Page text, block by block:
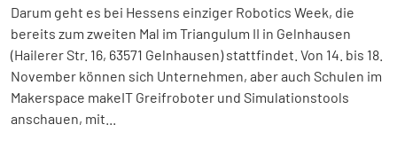
Darum geht es bei Hessens einziger Robotics Week, die
bereits zum zweiten Mal im Triangulum II in Gelnhausen
(Hailerer Str. 16, 63571 Gelnhausen) stattfindet. Von 14. bis 18.
November können sich Unternehmen, aber auch Schulen im
Makerspace makeIT Greifroboter und Simulationstools
anschauen, mit...